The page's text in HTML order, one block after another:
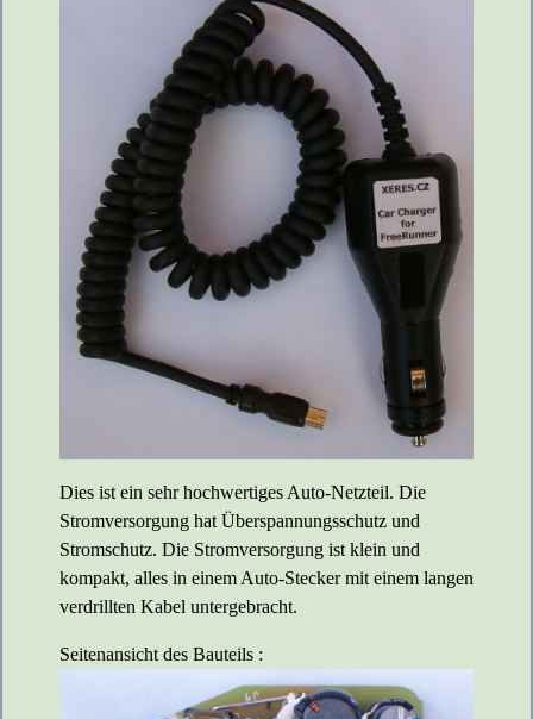
Dies ist ein sehr hochwertiges Auto-Netzteil. Die
Stromversorgung hat Überspannungsschutz und
Stromschutz. Die Stromversorgung ist klein und
kompakt, alles in einem Auto-Stecker mit einem langen
verdrillten Kabel untergebracht.
Seitenansicht des Bauteils :